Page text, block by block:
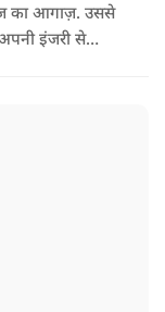
का आगाज़. उससे
इंजरी से